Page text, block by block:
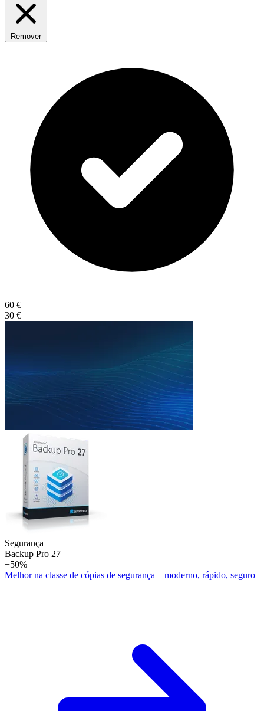
Remover
60 €
30 €
Segurança
Backup Pro 27
−50%
Melhor na classe de cópias de segurança – moderno, rápido, seguro